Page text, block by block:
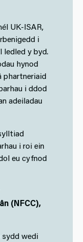
UK-ISAR,
i
ledled y byd.
hynod
phartneriaid
i ddod
adeiladau
i roi ein
eu cyfnod
(NFCC),
sydd wedi